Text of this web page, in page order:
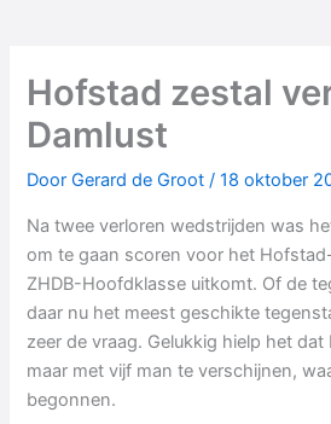
Hofstad zestal
Damlust
DoorGerard de Groot/18 oktober
Na twee verloren wedstrijden was
om te gaan scoren voor het
ZHDB-Hoofdklasse uitkomt. Of de
daar nu het meest geschikte
zeer de vraag. Gelukkig hielp het
maar met vijf man te verschijnen,
begonnen.